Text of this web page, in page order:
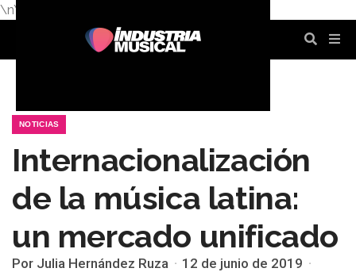
\n\n
NOTICIAS
Internacionalización
de la música latina:
un mercado unificado
Por Julia Hernández Ruza 12 de junio de 2019